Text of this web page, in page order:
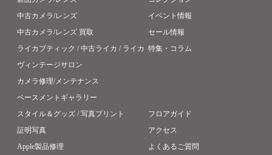
中古カメラ/レンズ
中古カメラ/レンズ 買取
ライカブティック / 中古ライカ / ライカ
ヴィンテージサロン
カメラ修理/メンテナンス
ベースメントギャラリー
スタイル＆グッズ / 写真プリント
証明写真
Apple製品修理
イベント情報
セール情報
特集・コラム
フロアガイド
アクセス
よくあるご質問